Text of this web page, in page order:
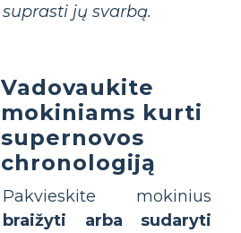
suprasti jų svarbą.
Vadovaukite
mokiniams kurti
supernovos
chronologiją
Pakvieskite mokinius
braižyti arba sudaryti